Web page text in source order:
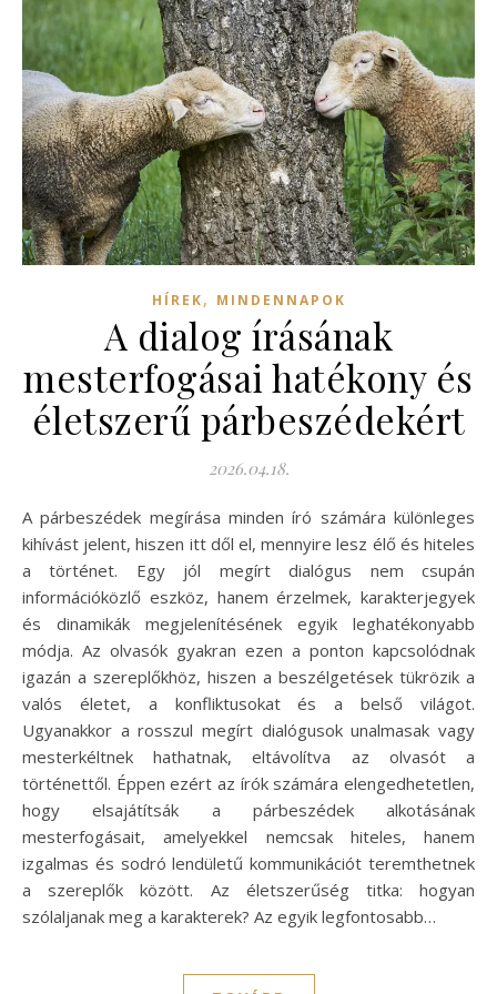
HÍREK, MINDENNAPOK
A dialog írásának
mesterfogásai hatékony és
életszerű párbeszédekért
2026.04.18.
A párbeszédek megírása minden író számára különleges
kihívást jelent, hiszen itt dől el, mennyire lesz élő és hiteles
a történet. Egy jól megírt dialógus nem csupán
információközlő eszköz, hanem érzelmek, karakterjegyek
és dinamikák megjelenítésének egyik leghatékonyabb
módja. Az olvasók gyakran ezen a ponton kapcsolódnak
igazán a szereplőkhöz, hiszen a beszélgetések tükrözik a
valós életet, a konfliktusokat és a belső világot.
Ugyanakkor a rosszul megírt dialógusok unalmasak vagy
mesterkéltnek hathatnak, eltávolítva az olvasót a
történettől. Éppen ezért az írók számára elengedhetetlen,
hogy elsajátítsák a párbeszédek alkotásának
mesterfogásait, amelyekkel nemcsak hiteles, hanem
izgalmas és sodró lendületű kommunikációt teremthetnek
a szereplők között. Az életszerűség titka: hogyan
szólaljanak meg a karakterek? Az egyik legfontosabb…